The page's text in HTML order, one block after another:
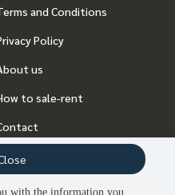
and Conditions
Policy
us
to sale-rent
with the information you